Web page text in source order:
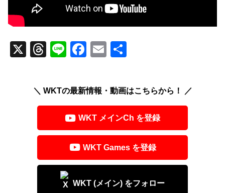
X
T
a
s
Li
e
F
c
e
b
o
o
k
E
ail
＼ WKTの最新情報・動画はこちらから！ ／
WKT メインCh を登録
WKT Games を登録
WKT (メイン) をフォロー